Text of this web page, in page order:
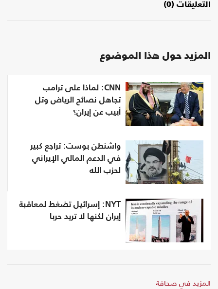
التعليقات (0)
المزيد حول هذا الموضوع
CNN: لماذا على ترامب
تجاهل نصائح الرياض وتل
أبيب عن إيران؟
واشنطن بوست: تراجع كبير
في الدعم المالي الإيراني
لحزب الله
NYT: إسرائيل تضغط لمعاقبة
إيران لكنها لا تريد حربا
المزيد في صحافة